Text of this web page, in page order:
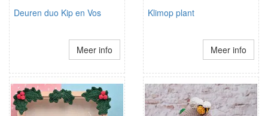
Deuren duo Kip en Vos
Meer info
Klimop plant
Meer info